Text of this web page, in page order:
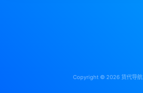
Copyright © 2026 货代导航